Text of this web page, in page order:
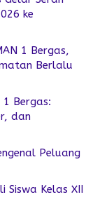
ke
1 Bergas,
Berlalu
1 Bergas:
dan
Peluang
Siswa Kelas XII